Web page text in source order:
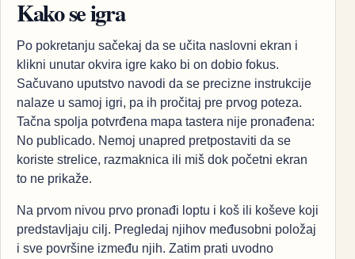
Kako se igra
Po pokretanju sačekaj da se učita naslovni ekran i
klikni unutar okvira igre kako bi on dobio fokus.
Sačuvano uputstvo navodi da se precizne instrukcije
nalaze u samoj igri, pa ih pročitaj pre prvog poteza.
Tačna spolja potvrđena mapa tastera nije pronađena:
No publicado. Nemoj unapred pretpostaviti da se
koriste strelice, razmaknica ili miš dok početni ekran
to ne prikaže.
Na prvom nivou prvo pronađi loptu i koš ili koševe koji
predstavljaju cilj. Pregledaj njihov međusobni položaj
i sve površine između njih. Zatim prati uvodno